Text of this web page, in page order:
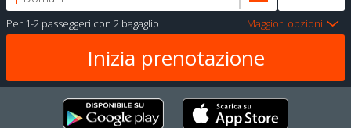
Per 1-2 passeggeri con 2 bagaglio Maggiori opzioni